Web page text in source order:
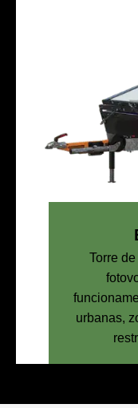
Torre
urbanas,